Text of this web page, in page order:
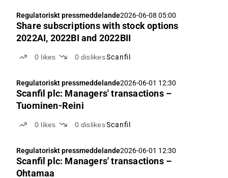
prisats in i aktien. Detta minskar enligt vår mening
Scanfils kortsiktiga avkastningsförväntningar, även
om den långsiktiga berättelsen fortfarande är mycket
attraktiv.
Regulatoriskt pressmeddelande2026-06-08 05:00
Share subscriptions with stock options
2022AI, 2022BI and 2022BII
0 likes 0 dislikesScanfil
Regulatoriskt pressmeddelande2026-06-01 12:30
Scanfil plc: Managers' transactions –
Tuominen-Reini
0 likes 0 dislikesScanfil
Regulatoriskt pressmeddelande2026-06-01 12:30
Scanfil plc: Managers' transactions –
Ohtamaa